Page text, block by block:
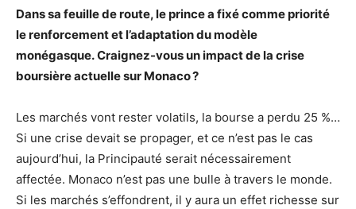
Dans sa feuille de route, le prince a fixé comme priorité
le renforcement etl’adaptation du modèle
monégasque.Craignez-vous un impact de la crise
boursière actuelle sur Monaco ?
Les marchés vont rester volatils, la bourse a perdu 25 %…
Si une crise devait se propager, et ce n’est pas le cas
aujourd’hui, la Principauté serait nécessairement
affectée. Monaco n’est pas une bulle à travers le monde.
Si les marchés s’effondrent, il y aura un effet richesse sur